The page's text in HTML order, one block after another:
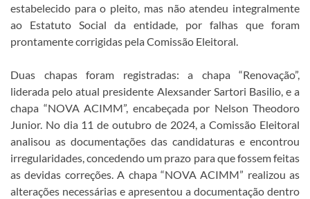
estabelecido para o pleito, mas não atendeu integralmente
ao Estatuto Social da entidade, por falhas que foram
prontamente corrigidas pela Comissão Eleitoral.
Duas chapas foram registradas: a chapa “Renovação”,
liderada pelo atual presidente Alexsander Sartori Basilio, e a
chapa “NOVA ACIMM”, encabeçada por Nelson Theodoro
Junior. No dia 11 de outubro de 2024, a Comissão Eleitoral
analisou as documentações das candidaturas e encontrou
irregularidades, concedendo um prazo para que fossem feitas
as devidas correções. A chapa “NOVA ACIMM” realizou as
alterações necessárias e apresentou a documentação dentro